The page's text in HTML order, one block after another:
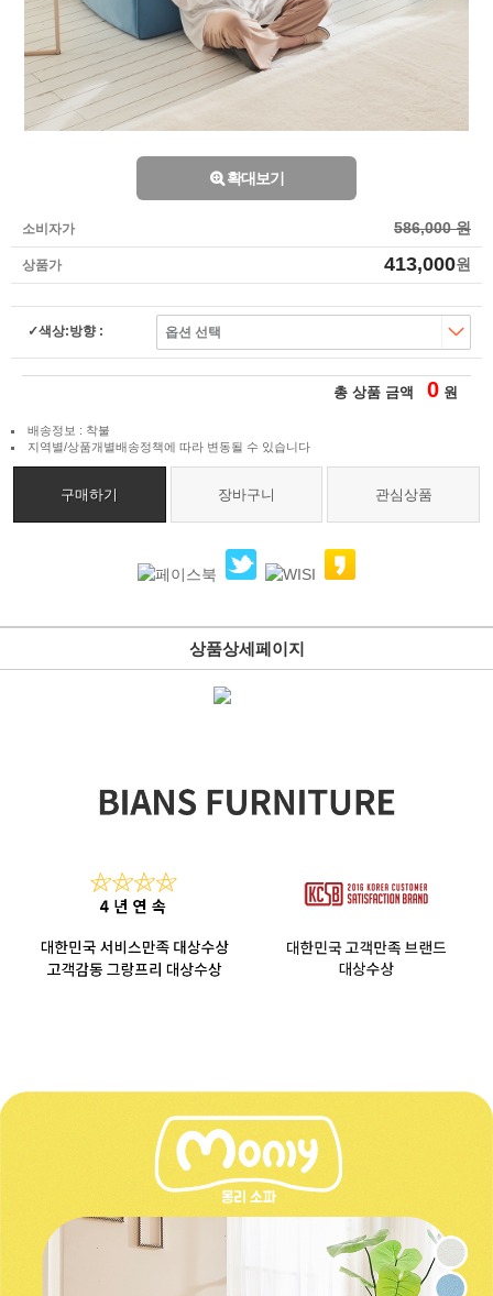
확대보기
소비자가 586,000 원
상품가 413,000원
색상:방향 :
총 상품 금액 0 원
배송정보 : 착불
지역별/상품개별배송정책에 따라 변동될 수 있습니다
구매하기 장바구니 관심상품
상품상세페이지